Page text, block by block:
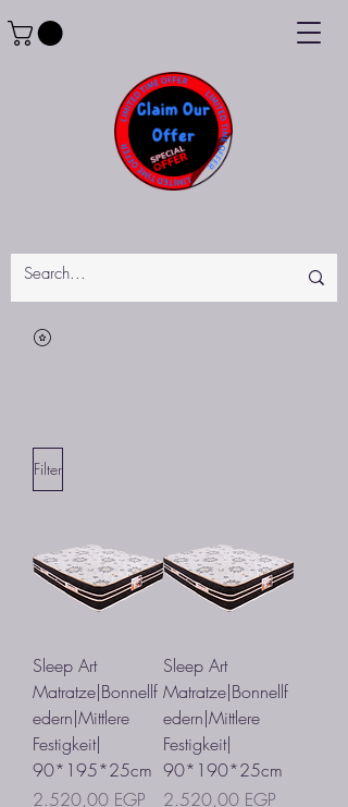
Filter
Sleep Art
Matratze|Bonnellf
edern|Mittlere
Festigkeit|
90*195*25cm
Preis
2.520,00 EGP
Sleep Art
Matratze|Bonnellf
edern|Mittlere
Festigkeit|
90*190*25cm
Preis
2.520,00 EGP